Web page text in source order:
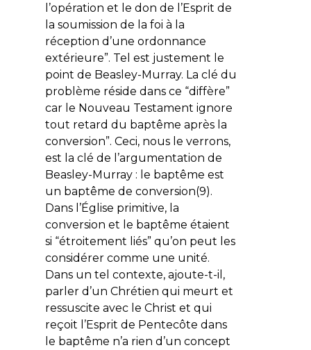
l’opération et le don de l’Esprit de
la soumission de la foi à la
réception d’une ordonnance
extérieure”. Tel est justement le
point de Beasley-Murray. La clé du
problème réside dans ce “diffère”
car le Nouveau Testament ignore
tout retard du baptême après la
conversion”. Ceci, nous le verrons,
est la clé de l’argumentation de
Beasley-Murray : le baptême est
un baptême de conversion(9).
Dans l’Église primitive, la
conversion et le baptême étaient
si “étroitement liés” qu’on peut les
considérer comme une unité.
Dans un tel contexte, ajoute-t-il,
parler d’un Chrétien qui meurt et
ressuscite avec le Christ et qui
reçoit l’Esprit de Pentecôte dans
le baptême n’a rien d’un concept